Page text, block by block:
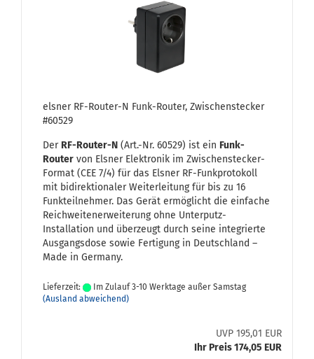
els­ner RF-​Router-​N Funk-​Rou­ter, Zwi­schen­ste­cker
#60529
Der RF-​Router-N (Art.-Nr. 60529) ist ein Funk-​
Router von Els­ner Elek­tro­nik im Zwischenstecker-​
Format (CEE 7/4) für das Els­ner RF-​Funkprotokoll
mit bi­di­rek­tio­na­ler Wei­ter­lei­tung für bis zu 16
Funk­teil­neh­mer. Das Gerät er­mög­licht die ein­fa­che
Reich­wei­ten­er­wei­te­rung ohne Unterputz-​
Installation und über­zeugt durch seine in­te­grier­te
Aus­gangs­do­se sowie Fer­ti­gung in Deutsch­land –
Made in Ger­ma­ny.
Lieferzeit:
Im Zulauf 3-10 Werktage außer Samstag
(Ausland abweichend)
UVP 195,01 EUR
Ihr Preis 174,05 EUR